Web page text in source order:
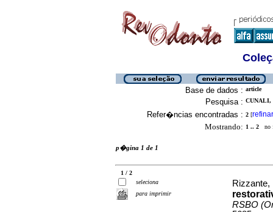
Base de dados : article
Pesquisa : CUNALI,
Refer�ncias encontradas : 2 [refinar
Mostrando: 1 .. 2 no
p�gina 1 de 1
1 / 2
seleciona
para imprimir
Rizzante,
RSBO